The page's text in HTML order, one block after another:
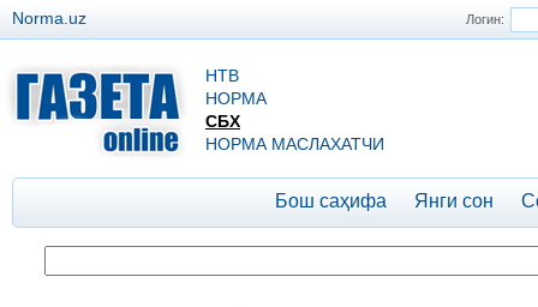
Логин:
Norma.uz
НТВ
НОРМА
СБХ
НОРМА МАСЛАХАТЧИ
Бош саҳифа Янги сон